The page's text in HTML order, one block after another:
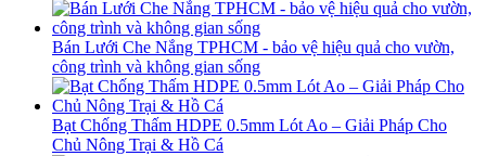
Bán Lưới Che Nắng TPHCM - bảo vệ hiệu quả cho vườn,
công trình và không gian sống
Bạt Chống Thấm HDPE 0.5mm Lót Ao – Giải Pháp Cho
Chủ Nông Trại & Hồ Cá